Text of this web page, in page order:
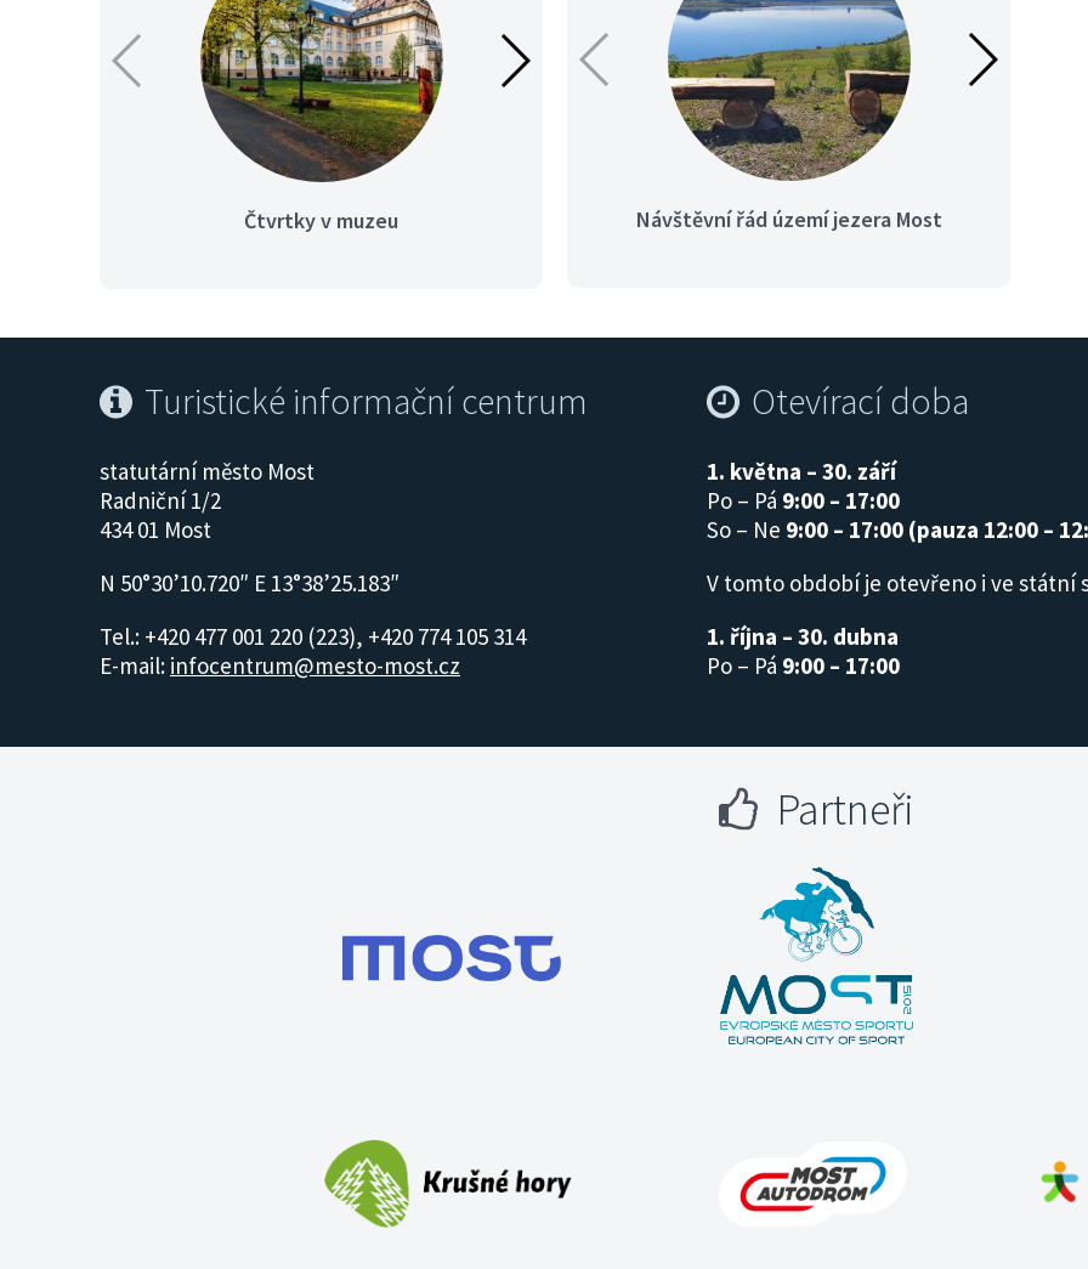
Čtvrtky v muzeu Dostihy na hipodromu
Návštěvní řád území jezera Most
Turistické informační centrum
statutární město Most
Radniční 1/2
434 01 Most
N 50°30’10.720″ E 13°38’25.183″
Tel.: +420 477 001 220 (223), +420 774 105 314
E-mail: infocentrum@mesto-most.cz
Otevírací doba
1. května – 30. září
Po – Pá 9:00 – 17:00
So – Ne 9:00 – 17:00 (pauza 12:00 –
V tomto období je otevřeno i ve státní
1. října – 30. dubna
Po – Pá 9:00 – 17:00
Partneři